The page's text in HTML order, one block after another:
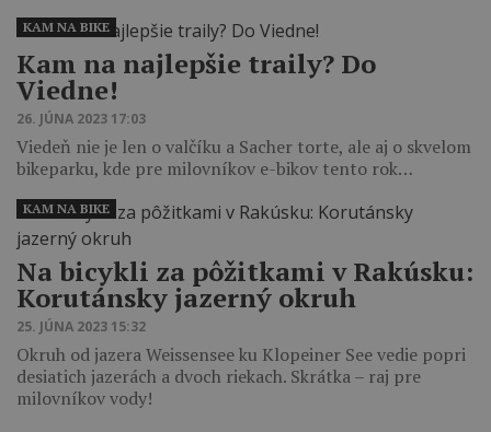
Kam na najlepšie traily? Do
Viedne!
26. JÚNA 2023 17:03
Viedeň nie je len o valčíku a Sacher torte, ale aj o skvelom
bikeparku, kde pre milovníkov e-bikov tento rok…
KAM NA BIKE
Na bicykli za pôžitkami v Rakúsku:
Korutánsky jazerný okruh
25. JÚNA 2023 15:32
Okruh od jazera Weissensee ku Klopeiner See vedie popri
desiatich jazerách a dvoch riekach. Skrátka – raj pre
milovníkov vody!
KAM NA BIKE